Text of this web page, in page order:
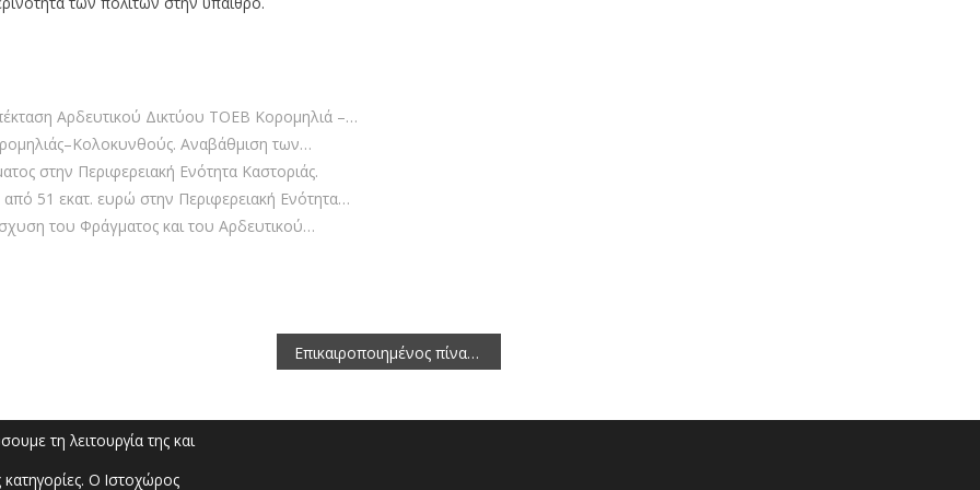
Αρδευτικού Δικτύου ΤΟΕΒ Κορομηλιά –…
Αναβάθμιση των…
στην Περιφερειακή Ενότητα Καστοριάς.
51 εκατ. ευρώ στην Περιφερειακή Ενότητα…
του Φράγματος και του Αρδευτικού…
Eπικαιροποιημένος πίνακας ειδικευόμενων και υποψήφιων ιατρών για ειδίκευση στο Γενικό Νοσοκομείο Καστοριάς
τη λειτουργία της και
Ο Ιστοχώρος